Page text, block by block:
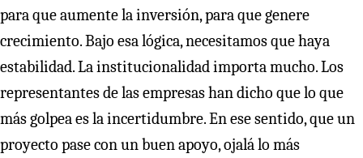
para que aumente la inversión, para que genere
crecimiento. Bajo esa lógica, necesitamos que haya
estabilidad. La institucionalidad importa mucho. Los
representantes de las empresas han dicho que lo que
más golpea es la incertidumbre. En ese sentido, que un
proyecto pase con un buen apoyo, ojalá lo más